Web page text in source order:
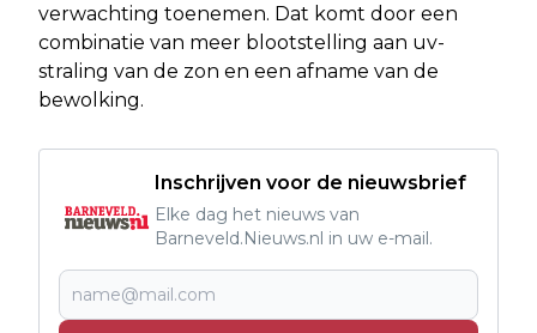
verwachting toenemen. Dat komt door een
combinatie van meer blootstelling aan uv-
straling van de zon en een afname van de
bewolking.
Inschrijven voor de nieuwsbrief
Elke dag het nieuws van
Barneveld.Nieuws.nl in uw e-mail.